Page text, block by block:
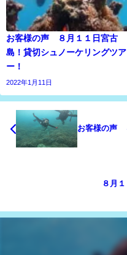
お客様の声 ８月１１日宮古
島！貸切シュノーケリングツア
ー！
2022年1月11日
お客様の声
８月